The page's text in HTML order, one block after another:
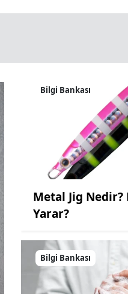
Bilgi Bankası
Metal Jig Nedir?
Yarar?
Bilgi Bankası